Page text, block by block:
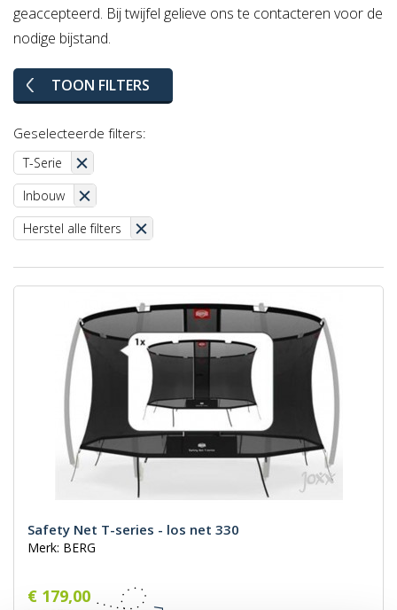
geaccepteerd. Bij twijfel gelieve ons te contacteren voor de
nodige bijstand.
TOON FILTERS
Geselecteerde filters:
T-Serie
Inbouw
Herstel alle filters
Safety Net T-series - los net 330
Merk: BERG
€ 179,00